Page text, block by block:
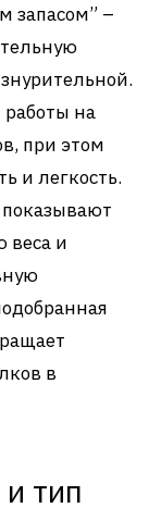
запасом” –
на
при этом
и легкость.
веса и
в
тип